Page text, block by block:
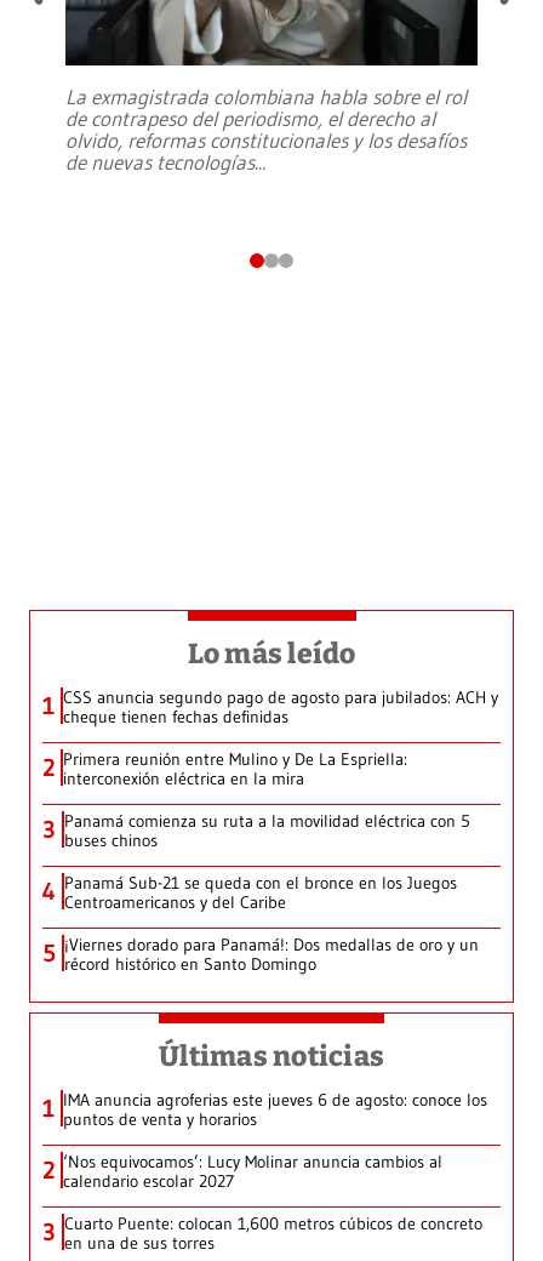
La exmagistrada colombiana habla sobre el rol
de contrapeso del periodismo, el derecho al
olvido, reformas constitucionales y los desafíos
de nuevas tecnologías...
Lo más leído
1 CSS anuncia segundo pago de agosto para jubilados: ACH y
cheque tienen fechas definidas
2 Primera reunión entre Mulino y De La Espriella:
interconexión eléctrica en la mira
3 Panamá comienza su ruta a la movilidad eléctrica con 5
buses chinos
4 Panamá Sub-21 se queda con el bronce en los Juegos
Centroamericanos y del Caribe
5 ¡Viernes dorado para Panamá!: Dos medallas de oro y un
récord histórico en Santo Domingo
Últimas noticias
1 IMA anuncia agroferias este jueves 6 de agosto: conoce los
puntos de venta y horarios
2 ‘Nos equivocamos’: Lucy Molinar anuncia cambios al
calendario escolar 2027
3 Cuarto Puente: colocan 1,600 metros cúbicos de concreto
en una de sus torres